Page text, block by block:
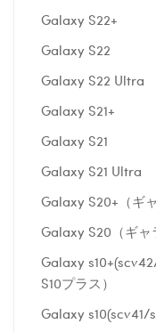
Galaxy S22+
Galaxy S22
Galaxy S22 Ultra
Galaxy S21+
Galaxy S21
Galaxy S21 Ultra
Galaxy S20+（ギ
Galaxy S20（ギャ
Galaxy
S10プラス）
Galaxy s10(scv41/